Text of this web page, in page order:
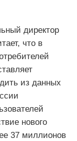
директор
что в
из данных
нового
37 миллионов